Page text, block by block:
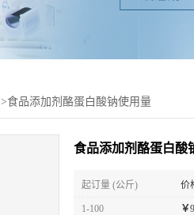
>食品添加剂酪蛋白酸钠使用量
食品添加剂酪蛋白酸
起订量 (公斤) 价
1-100 ￥